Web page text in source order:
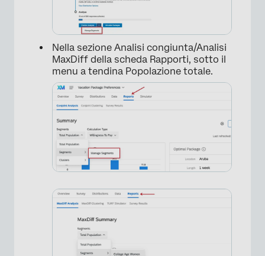
Nella sezione Analisi congiunta/Analisi
MaxDiff della scheda Rapporti, sotto il
menu a tendina Popolazione totale.